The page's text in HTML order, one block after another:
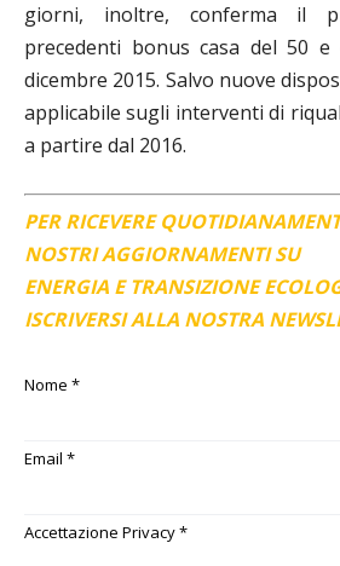
giorni, inoltre, conferma il
precedenti bonus casa del 50
dicembre 2015. Salvo nuove
applicabile sugli interventi di
a partire dal 2016.
PER RICEVERE
NOSTRI AGGIORNAMENTI SU
ENERGIA E TRANSIZIONE
ISCRIVERSI ALLA NOSTRA
Nome *
Email *
Accettazione Privacy*